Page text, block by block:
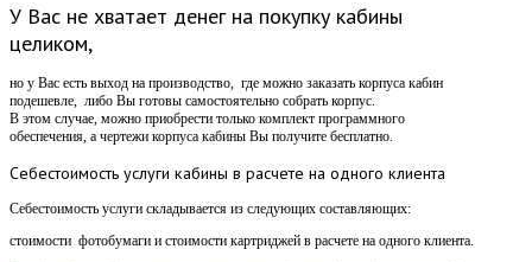
У Вас не хватает денег на покупку кабины
целиком,
но у Вас есть выход на производство, где можно заказать корпуса кабин
подешевле, либо Вы готовы самостоятельно собрать корпус.
В этом случае, можно приобрести только комплект программного
обеспечения, а чертежи корпуса кабины Вы получите бесплатно.
Себестоимость услуги кабины в расчете на одного клиента
Себестоимость услуги складывается из следующих составляющих:
стоимости фотобумаги и стоимости картриджей в расчете на одного клиента.